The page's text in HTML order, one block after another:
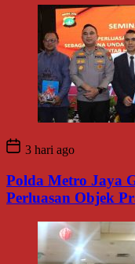
3 hari ago
Polda Metro Jaya
Perluasan Objek